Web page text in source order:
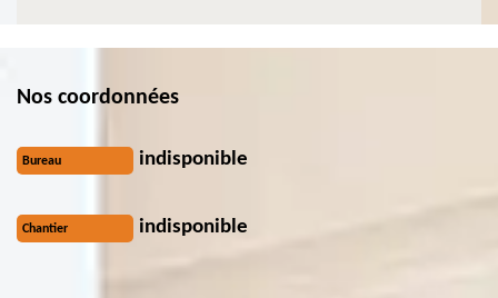
Nos coordonnées
Bureau indisponible
Chantier indisponible